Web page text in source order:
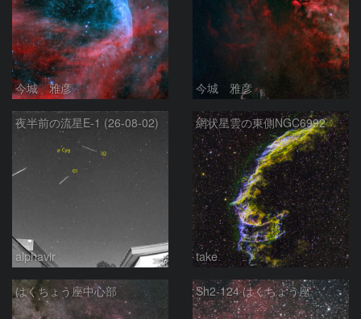
今城 雅彦 今城 雅彦
夜半前の流星E-1 (26-08-02)
alphavir
網状星雲の東側NGC6992
take
はくちょう座中心部 Sh2-124 はくちょう座